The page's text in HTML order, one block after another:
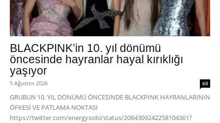
BLACKPINK’in 10. yıl dönümü
öncesinde hayranlar hayal kırıklığı
yaşıyor
5 Ağustos 2026 60
GRUBUN 10. YIL DÖNÜMÜ ÖNCESİNDE BLACKPINK HAYRANLARININ
ÖFKESİ VE PATLAMA NOKTASI
https://twitter.com/energysobi/status/2084309242258104361?